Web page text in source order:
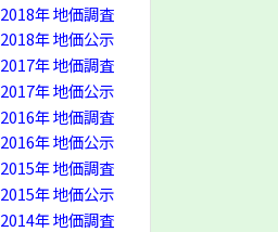
2018年 地価調査
2018年 地価公示
2017年 地価調査
2017年 地価公示
2016年 地価調査
2016年 地価公示
2015年 地価調査
2015年 地価公示
2014年 地価調査